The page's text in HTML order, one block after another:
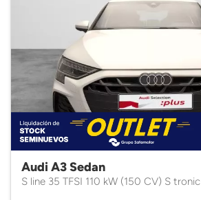
Audi A3 Sedan
S line 35 TFSI 110 kW (150 CV) S tronic